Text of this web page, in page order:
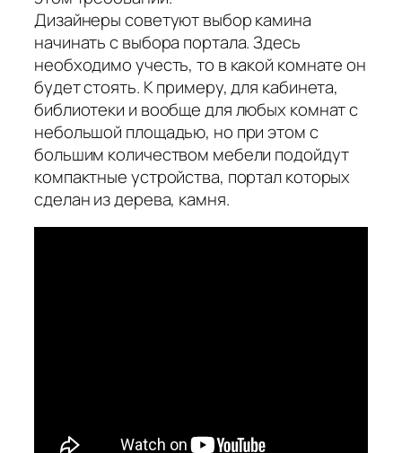
Дизайнеры советуют выбор камина
начинать с выбора портала. Здесь
необходимо учесть, то в какой комнате он
будет стоять. К примеру, для кабинета,
библиотеки и вообще для любых комнат с
небольшой площадью, но при этом с
большим количеством мебели подойдут
компактные устройства, портал которых
сделан из дерева, камня.